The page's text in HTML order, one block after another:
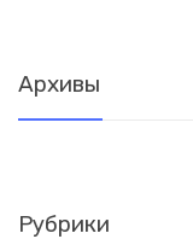
Архивы
Рубрики